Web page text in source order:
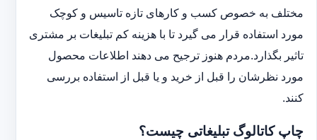
مختلف به خصوص کسب و کارهای تازه تاسیس و کوچک
مورد استفاده قرار می گیرد تا با هزینه کم تبلیغات بر مشتری
تاثیر بگذارد.مردم هنوز ترجیح می دهند اطلاعات محصول
مورد نظرشان را قبل از خرید و یا قبل از استفاده بررسی
کنند.
چاپ کاتالوگ تبلیغاتی چیست؟